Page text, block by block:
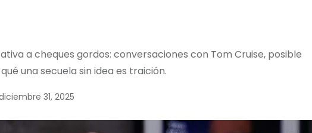
a cheques gordos: conversaciones con Tom Cruise, posible
una secuela sin idea es traición.
31, 2025